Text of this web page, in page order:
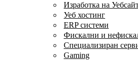
Изработка на
Уеб хостинг
ERP системи
Фискални и
Специализиран
Gaming